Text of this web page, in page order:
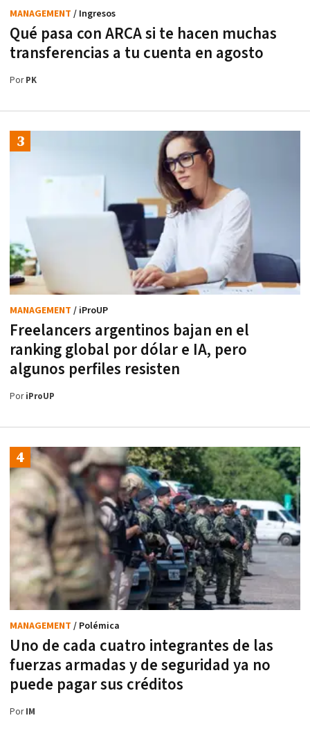
Qué pasa con ARCA si te hacen muchas
transferencias a tu cuenta en agosto
MANAGEMENT / Ingresos
PorPK
Freelancers argentinos bajan en el
ranking global por dólar e IA, pero
algunos perfiles resisten
MANAGEMENT / iProUP
PoriProUP
Uno de cada cuatro integrantes de las
fuerzas armadas y de seguridad ya no
puede pagar sus créditos
MANAGEMENT / Polémica
PorIM